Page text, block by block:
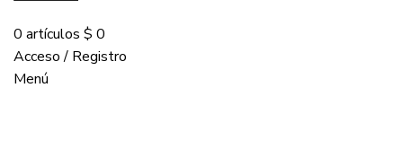
0 artículos $ 0
Acceso / Registro
Menú